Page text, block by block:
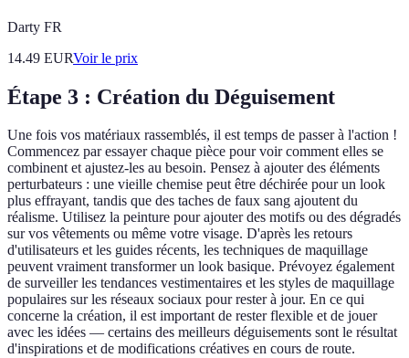
Darty FR
14.49 EURVoir le prix
Étape 3 : Création du Déguisement
Une fois vos matériaux rassemblés, il est temps de passer à l'action !
Commencez par essayer chaque pièce pour voir comment elles se
combinent et ajustez-les au besoin. Pensez à ajouter des éléments
perturbateurs : une vieille chemise peut être déchirée pour un look
plus effrayant, tandis que des taches de faux sang ajoutent du
réalisme. Utilisez la peinture pour ajouter des motifs ou des dégradés
sur vos vêtements ou même votre visage. D'après les retours
d'utilisateurs et les guides récents, les techniques de maquillage
peuvent vraiment transformer un look basique. Prévoyez également
de surveiller les tendances vestimentaires et les styles de maquillage
populaires sur les réseaux sociaux pour rester à jour. En ce qui
concerne la création, il est important de rester flexible et de jouer
avec les idées — certains des meilleurs déguisements sont le résultat
d'inspirations et de modifications créatives en cours de route.